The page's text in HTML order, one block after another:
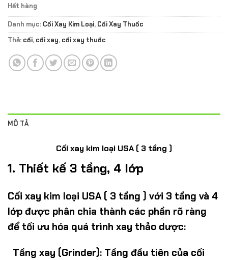
Hết hàng
Danh mục: Cối Xay Kim Loại, Cối Xay Thuốc
Thẻ: cối, cối xay, cối xay thuốc
MÔ TẢ
Cối xay kim loại USA ( 3 tầng )
1. Thiết kế 3 tầng, 4 lớp
Cối xay kim loại USA ( 3 tầng ) với 3 tầng và 4
lớp được phân chia thành các phần rõ ràng
để tối ưu hóa quá trình xay thảo dược:
Tầng xay (Grinder): Tầng đầu tiên của cối